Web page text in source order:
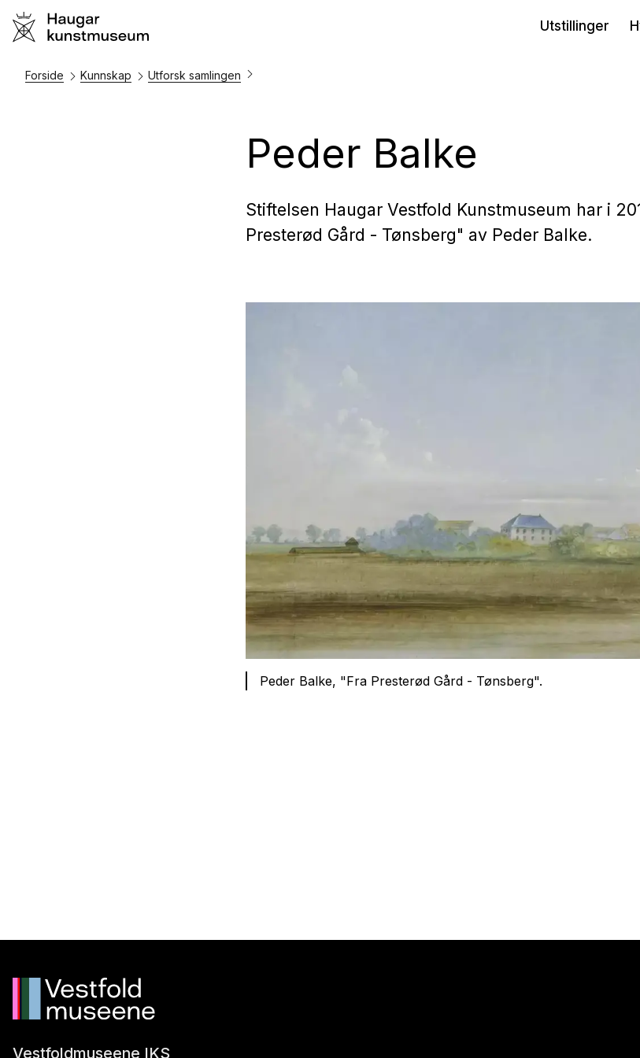
Utstillinger
Forside Kunnskap Utforsk samlingen
Peder Balke
Stiftelsen Haugar Vestfold Kunstmuseum har i
Presterød Gård - Tønsberg" av Peder Balke.
Peder Balke, "Fra Presterød Gård - Tønsberg".
Vestfoldmuseene IKS